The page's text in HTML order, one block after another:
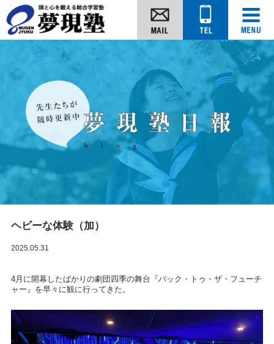
ヘビーな体験（加）
2025.05.31
4月に開幕したばかりの劇団四季の舞台『バック・トゥ・ザ・フューチ
ャー』を早々に観に行ってきた。